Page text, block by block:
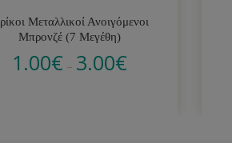
Μεταλλικοί Ανοιγόμενοι
Μπρονζέ (7 Μεγέθη)
1.00€ – 3.00€